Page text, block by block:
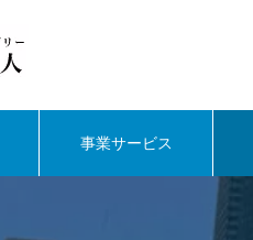
事業サービス